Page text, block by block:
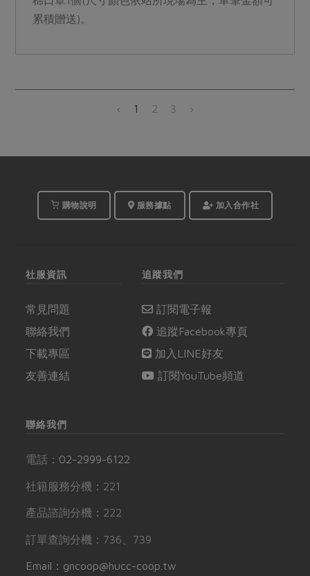
累積贈送)。
‹ 1 2 3 ›
購物說明 服務據點 加入合作社
社服資訊
常見問題
聯絡我們
下載專區
友善連結
追蹤我們
訂閱電子報
追蹤Facebook專頁
加入LINE好友
訂閱YouTube頻道
聯絡我們
電話： 02-2999-6122
社籍服務分機：221
產品諮詢分機：222
訂單查詢分機：736、739
Email：gncoop@hucc-coop.tw